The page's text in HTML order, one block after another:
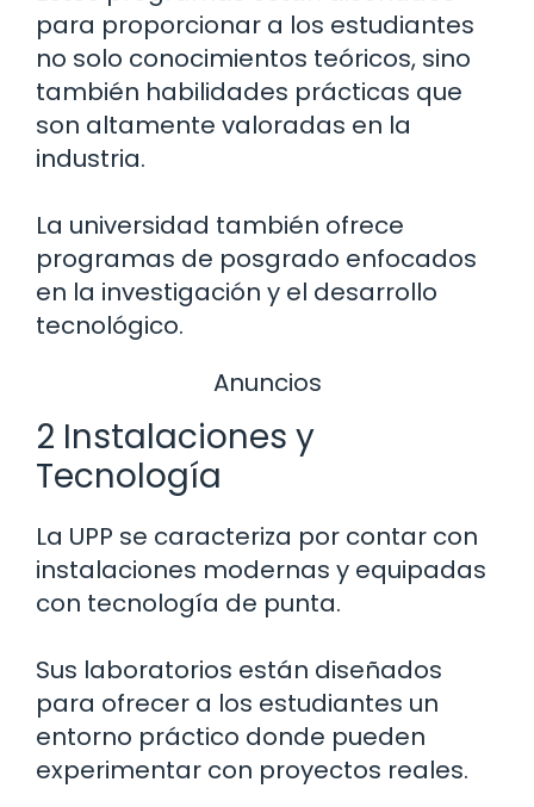
para proporcionar a los estudiantes
no solo conocimientos teóricos, sino
también habilidades prácticas que
son altamente valoradas en la
industria.
La universidad también ofrece
programas de posgrado enfocados
en la investigación y el desarrollo
tecnológico.
Anuncios
2 Instalaciones y
Tecnología
La UPP se caracteriza por contar con
instalaciones modernas y equipadas
con tecnología de punta.
Sus laboratorios están diseñados
para ofrecer a los estudiantes un
entorno práctico donde pueden
experimentar con proyectos reales.